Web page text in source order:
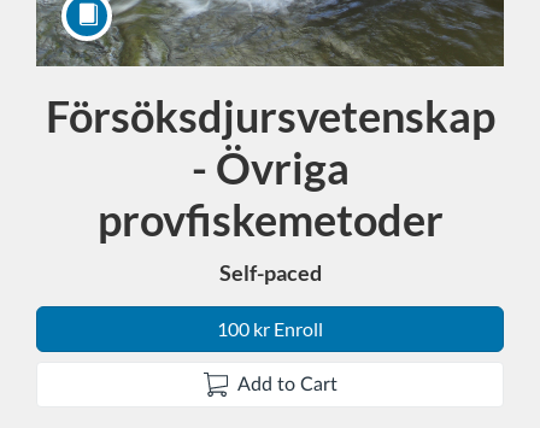
Försöksdjursvetenskap
- Övriga
provfiskemetoder
Self-paced
100 kr Enroll
Add to Cart